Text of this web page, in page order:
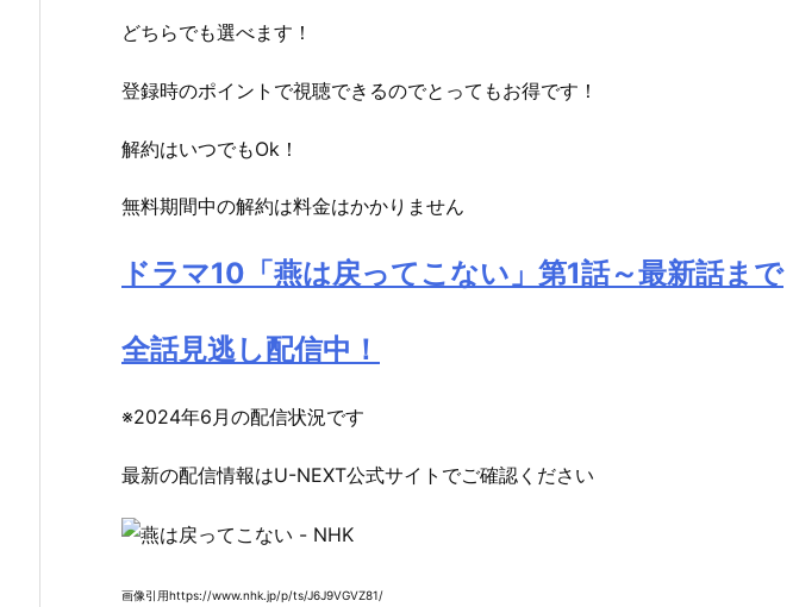
どちらでも選べます！
登録時のポイントで視聴できるのでとってもお得です！
解約はいつでもOk！
無料期間中の解約は料金はかかりません
ドラマ10「燕は戻ってこない」第1話～最新話まで
全話見逃し配信中！
※2024年6月の配信状況です
最新の配信情報はU-NEXT公式サイトでご確認ください
画像引用https://www.nhk.jp/p/ts/J6J9VGVZ81/